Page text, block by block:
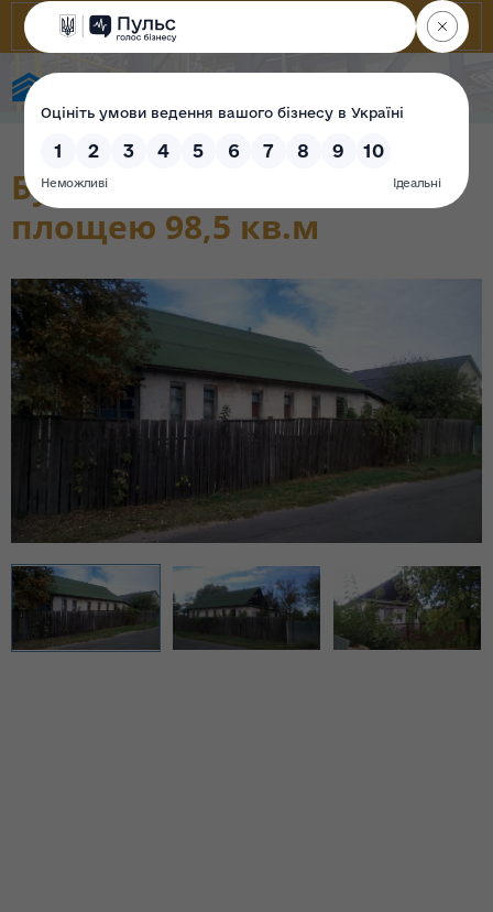
Будівля недіючої лазні
площею 98,5 кв.м